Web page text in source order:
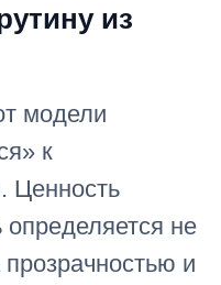
из
модели
к
Ценность
определяется не
и